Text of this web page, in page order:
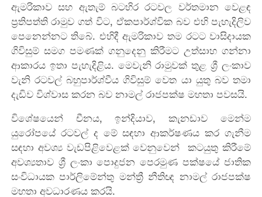
ඇමරිකාව සහ ඇතැම් බටහිර රටවල වර්තමාන වෙළඳ
ප්‍රතිපත්ති රාමුව ගත් විට, ඒකපාර්ශ්වික බව එහි පැහැදිලිව
පෙනෙන්නට තිබේ. එහිදී ඇමරිකාව තම රටට වාසිදායක
ගිවිසුම් සමග පමණක් ගනුදෙනු කිරීමට උත්සාහ ගන්නා
ආකාරය ඉතා පැහැදිළිය. මෙවැනි රාමුවක් තුළ ශ්‍රී ලංකාව
වැනි රටවල් බහුපාර්ශ්වීය ගිවිසුම් වෙත යා යුතු බව තමා
දැඩිව විශ්වාස කරන බව නාමල් රාජපක්ෂ මහතා පවසයි.
විශේෂයෙන් චීනය, ඉන්දියාව, කැනඩාව මෙන්ම
යුරෝපයේ රටවල් ද මේ සඳහා ආකර්ෂණය කර ගැනීම
සඳහා අවශ්‍ය වැඩපිළිවෙළක් වෙනුවෙන් කටයුතු කිරීමේ
අවශ්‍යතාව ශ්‍රී ලංකා පොදුජන පෙරමුණ පක්ෂයේ ජාතික
සංවිධායක පාර්ලිමේන්තු මන්ත්‍රී නීතිඥ නාමල් රාජපක්ෂ
මහතා අවධාරණය කරයි.